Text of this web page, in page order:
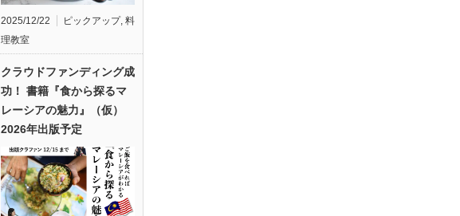
2025/12/22 ピックアップ, 料
理教室
クラウドファンディング成
功！ 書籍『食から探るマ
レーシアの魅力』（仮）
2026年出版予定